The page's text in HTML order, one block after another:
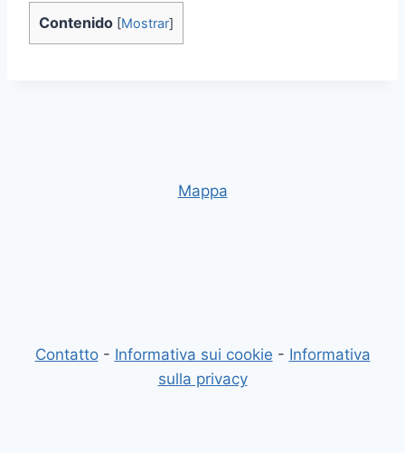
Contenido [Mostrar]
Mappa
Contatto- Informativa sui cookie - Informativa
sulla privacy